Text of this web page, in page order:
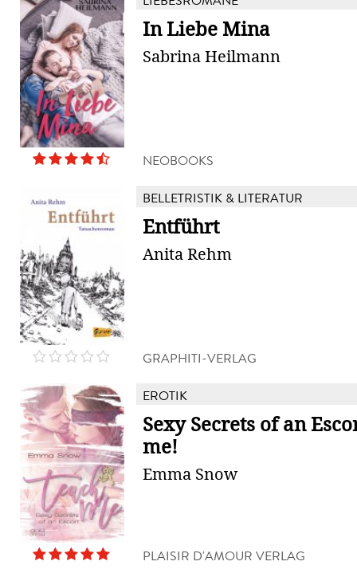
In Liebe Mina
Sabrina Heilmann
NEOBOOKS
BELLETRISTIK & LITERATUR
Entführt
Anita Rehm
GRAPHITI-VERLAG
EROTIK
Sexy Secrets of an
me!
Emma Snow
PLAISIR D'AMOUR VERLAG